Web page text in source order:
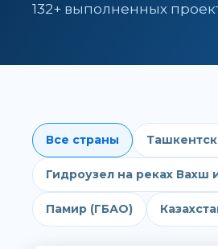
132+ выполненных
Все страны
Гидроузел на реках Вахш
Памир (ГБАО)